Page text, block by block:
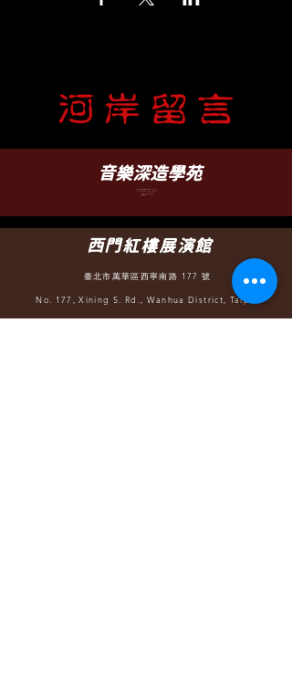
​音樂深造學苑
西門紅樓展演館
臺北市萬華區西寧南路 177 號
No. 177, Xining S. Rd., Wanhua District, Taipei
TEL-(02)2370-8805